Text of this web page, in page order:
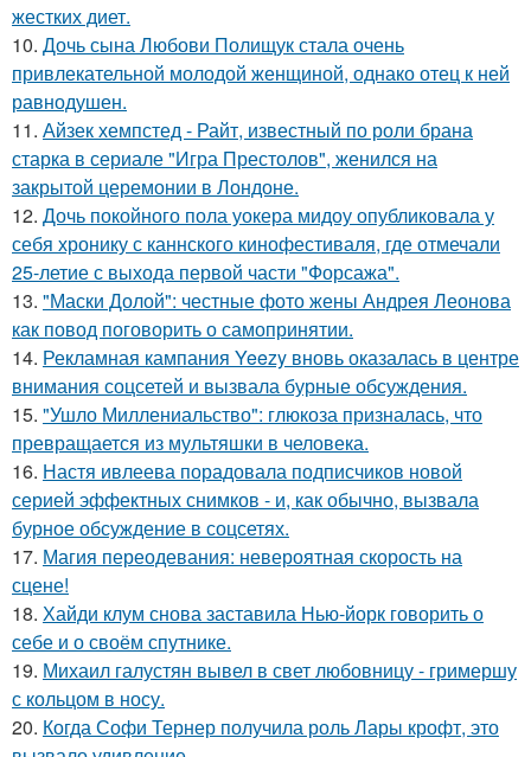
жестких диет.
10. Дочь сына Любови Полищук стала очень
привлекательной молодой женщиной, однако отец к ней
равнодушен.
11. Айзек хемпстед - Райт, известный по роли брана
старка в сериале "Игра Престолов", женился на
закрытой церемонии в Лондоне.
12. Дочь покойного пола уокера мидоу опубликовала у
себя хронику с каннского кинофестиваля, где отмечали
25-летие с выхода первой части "Форсажа".
13. "Маски Долой": честные фото жены Андрея Леонова
как повод поговорить о самопринятии.
14. Рекламная кампания Yeezy вновь оказалась в центре
внимания соцсетей и вызвала бурные обсуждения.
15. "Ушло Миллениальство": глюкоза призналась, что
превращается из мультяшки в человека.
16. Настя ивлеева порадовала подписчиков новой
серией эффектных снимков - и, как обычно, вызвала
бурное обсуждение в соцсетях.
17. Магия переодевания: невероятная скорость на
сцене!
18. Хайди клум снова заставила Нью-йорк говорить о
себе и о своём спутнике.
19. Михаил галустян вывел в свет любовницу - гримершу
с кольцом в носу.
20. Когда Софи Тернер получила роль Лары крофт, это